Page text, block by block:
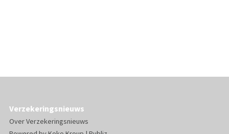
Verzekeringsnieuws
Over Verzekeringsnieuws